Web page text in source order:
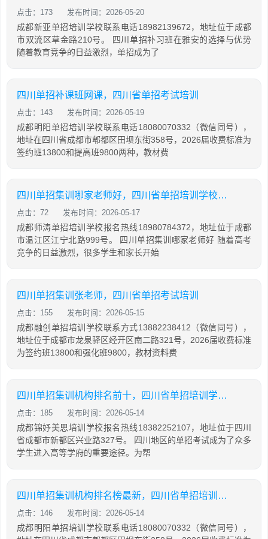
点击：173 发布时间：2026-05-20
成都新亚单招培训学校联系电话18982139672，地址位于成都
市双流区草金路210号。 四川单招补习班在雅安的选择与优势
随着教育竞争的日益激烈，单招成为了
四川单招补课班网课，四川省单招考试培训
点击：143 发布时间：2026-05-19
成都明阳单招培训学校联系电话18080070332（微信同号），
地址在四川省成都市郫都区田坝东街358号，2026届收费标准为
签约班13800和提高班9800两种，教材费
四川单招集训哪家老师好，四川省单招培训学校排名
点击：72 发布时间：2026-05-17
成都师涛单招培训学校报名热线18980784372，地址位于成都
市温江区江宁北路999号。 四川单招集训哪家老师好 随着高考
竞争的日益激烈，很多学生和家长开始
四川单招集训张老师，四川省单招考试培训
点击：155 发布时间：2026-05-15
成都融创单招培训学校联系方式13882238412（微信同号），
地址位于成都市龙泉驿区经开区南二路321号，2026届收费标准
为签约班13800和强化班9800，教材资料费
四川单招集训机构排名前十，四川省单招培训学校排名
点击：185 发布时间：2026-05-14
成都锦妤美思培训学校报名热线18382252107，地址位于四川
省成都市新都区兴业路327号。 四川地区的单招考试成为了众多
学生进入高等学府的重要途径。为帮
四川单招集训机构排名榜最新，四川省单招培训学校排名
点击：146 发布时间：2026-05-14
成都明阳单招培训学校联系电话18080070332（微信同号），